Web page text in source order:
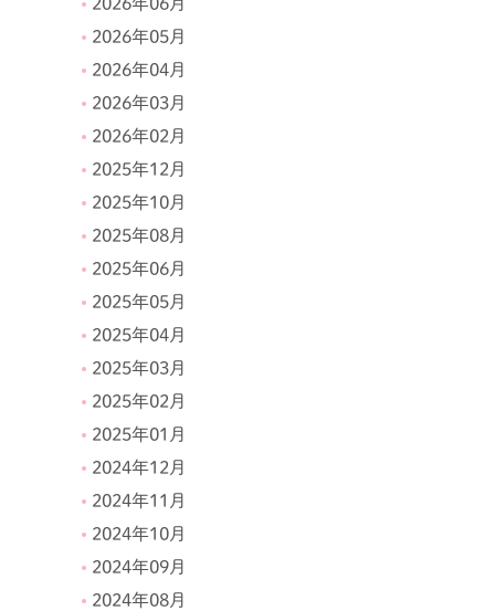
2026年05月
2026年04月
2026年03月
2026年02月
2025年12月
2025年10月
2025年08月
2025年06月
2025年05月
2025年04月
2025年03月
2025年02月
2025年01月
2024年12月
2024年11月
2024年10月
2024年09月
2024年08月